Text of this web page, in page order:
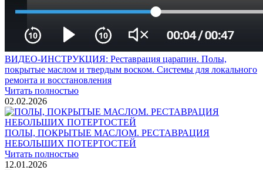
ВИДЕО-ИНСТРУКЦИЯ: Реставрация царапин. Полы,
покрытые маслом и твердым воском. Системы для локального
ремонта и восстановления
Читать полностью
02.02.2026
ПОЛЫ, ПОКРЫТЫЕ МАСЛОМ. РЕСТАВРАЦИЯ
НЕБОЛЬШИХ ПОТЕРТОСТЕЙ
Читать полностью
12.01.2026